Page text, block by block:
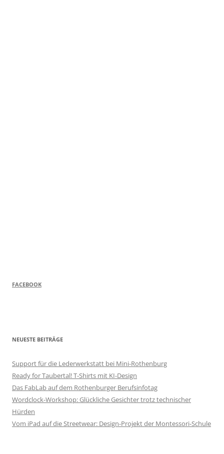
FACEBOOK
NEUESTE BEITRÄGE
Support für die Lederwerkstatt bei Mini-Rothenburg
Ready for Taubertal! T-Shirts mit KI-Design
Das FabLab auf dem Rothenburger Berufsinfotag
Wordclock-Workshop: Glückliche Gesichter trotz technischer
Hürden
Vom iPad auf die Streetwear: Design-Projekt der Montessori-Schule